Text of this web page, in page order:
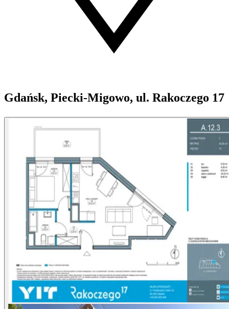
Gdańsk, Piecki-Migowo, ul. Rakoczego 17